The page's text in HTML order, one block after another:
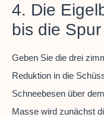
4. Die
bis die
Geben Sie die drei
Reduktion in die
Schneebesen über
Masse wird zunächst